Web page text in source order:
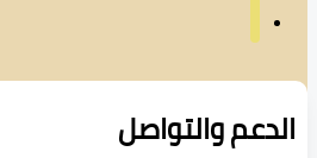
والتواصل